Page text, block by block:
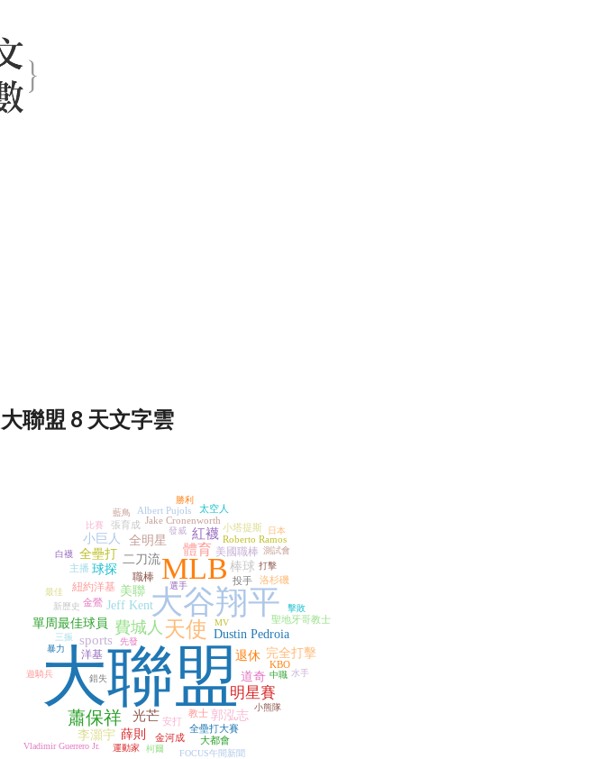
大聯盟 8 天文字雲
大聯盟
大谷翔平
MLB
天使
蕭保祥
費城人
明星賽
體育
紅襪
sports
光芒
全明星
道奇
郭泓志
二刀流
棒球
全壘打
李灝宇
球探
Jeff Kent
Dustin Pedroia
小巨人
退休 完全打擊
單周最佳球員
美聯
薛則
紐約洋基
洋基
美國職棒
職棒
Jake Cronenworth
金鶯
安打
投手
張育成
Roberto Ramos
小塔提斯
太空人
主播
全壘打大賽
Albert Pujols
KBO
洛杉磯
大都會
聖地牙哥教士
金河成
教士
選手
發威
打擊
測試會
先發
比賽
錯失
新歷史
MV
最佳
擊敗
三振
暴力
FOCUS午間新聞
勝利
日本
中職
柯爾
運動家
遊騎兵
白襪
水手
小熊隊
藍鳥
Vladimir Guerrero Jr.